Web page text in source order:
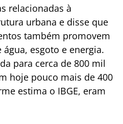
relacionadas à
urbana e disse que
também promovem
esgoto e energia.
para cerca de 800 mil
hoje pouco mais de 400
estima o IBGE, eram